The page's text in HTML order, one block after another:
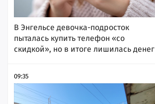
В Энгельсе девочка-подросток
пыталась купить телефон «со
скидкой», но в итоге лишилась денег
09:35